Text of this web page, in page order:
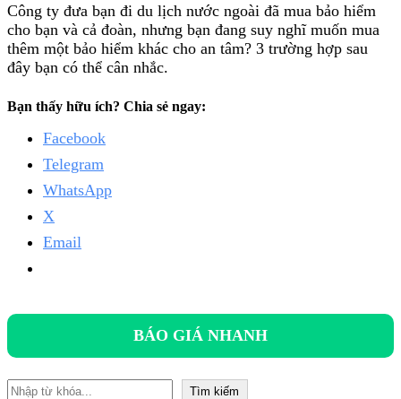
Công ty đưa bạn đi du lịch nước ngoài đã mua bảo hiểm
cho bạn và cả đoàn, nhưng bạn đang suy nghĩ muốn mua
thêm một bảo hiểm khác cho an tâm? 3 trường hợp sau
đây bạn có thể cân nhắc.
Bạn thấy hữu ích? Chia sẻ ngay:
Facebook
Telegram
WhatsApp
X
Email
BÁO GIÁ NHANH
Tìm kiếm Tìm kiếm